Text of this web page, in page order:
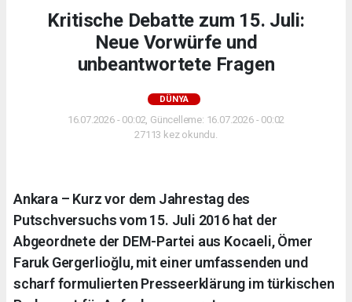
Kritische Debatte zum 15. Juli:
Neue Vorwürfe und
unbeantwortete Fragen
DÜNYA
16.07.2026 - 00:02, Güncelleme: 16.07.2026 - 00:02
27113 kez okundu.
Ankara – Kurz vor dem Jahrestag des
Putschversuchs vom 15. Juli 2016 hat der
Abgeordnete der DEM-Partei aus Kocaeli, Ömer
Faruk Gergerlioğlu, mit einer umfassenden und
scharf formulierten Presseerklärung im türkischen